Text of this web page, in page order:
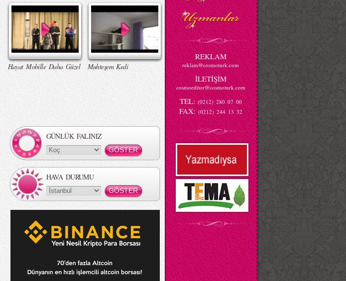
Hayat Mobille Daha Güzel Muhteşem Kedi
GÜNLÜK FALINIZ
HAVA DURUMU
REKLAM
reklam@cosmoturk.com
İLETİŞİM
cosmoeditor@cosmoturk.com
TEL: (0212) 280 07 00
FAX: (0212) 244 13 32